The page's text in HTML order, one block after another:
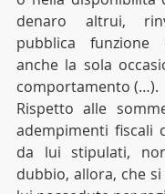
denaro altrui,
pubblica
anche la sola
comportamento (…).
Rispetto alle
adempimenti fiscali
da lui stipulati,
dubbio, allora, che